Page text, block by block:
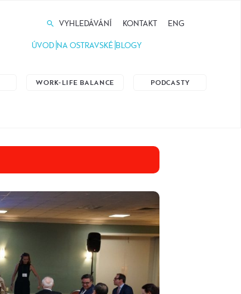
VYHLEDÁVÁNÍ KONTAKT ENG
ÚVOD NA OSTRAVSKÉ BLOGY
WORK-LIFE BALANCE PODCASTY